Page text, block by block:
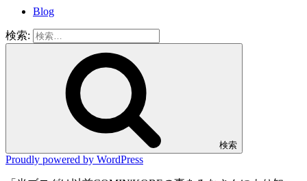
Blog
検索:
検索
Proudly powered by WordPress